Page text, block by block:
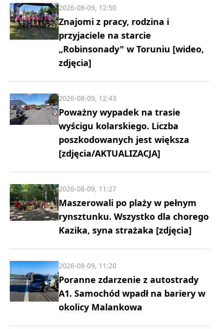
Znajomi z pracy, rodzina i
przyjaciele na starcie
„Robinsonady" w Toruniu [wideo,
zdjęcia]
2026-08-09, 12:50
Poważny wypadek na trasie
wyścigu kolarskiego. Liczba
poszkodowanych jest większa
[zdjęcia/AKTUALIZACJA]
2026-08-09, 12:43
Maszerowali po plaży w pełnym
rynsztunku. Wszystko dla chorego
Kazika, syna strażaka [zdjęcia]
2026-08-09, 11:27
Poranne zdarzenie z autostrady
A1. Samochód wpadł na bariery w
okolicy Malankowa
2026-08-09, 11:20